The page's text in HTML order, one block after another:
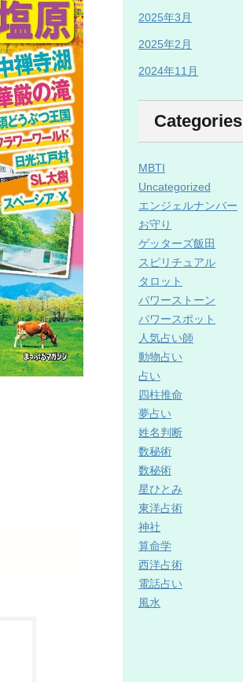
2025年3月
2025年2月
2024年11月
Categories
MBTI
Uncategorized
エンジェルナンバー
お守り
ゲッターズ飯田
スピリチュアル
タロット
パワーストーン
パワースポット
人気占い師
動物占い
占い
四柱推命
夢占い
姓名判断
数秘術
数秘術
星ひとみ
東洋占術
神社
算命学
西洋占術
電話占い
風水